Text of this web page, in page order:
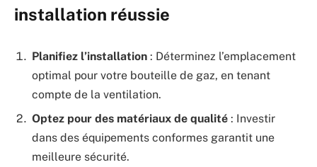
installation réussie
Planifiez l’installation : Déterminez l’emplacement
optimal pour votre bouteille de gaz, en tenant
compte de la ventilation.
Optez pour des matériaux de qualité : Investir
dans des équipements conformes garantit une
meilleure sécurité.